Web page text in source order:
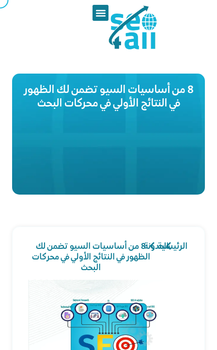
8 من أساسيات السيو تضمن لك الظهور
في النتائج الأولي في محركات البحث
الرئيسيةالمدونة 8 من أساسيات السيو تضمن لك
الظهور في النتائج الأولي في محركات
البحث